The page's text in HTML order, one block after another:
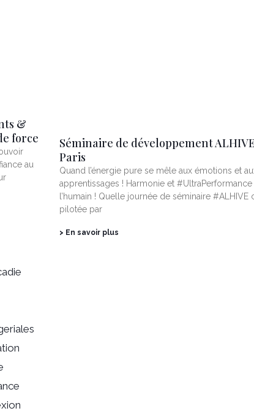
&
force
au
Séminaire de développement ALHIVE
Paris
Quand l’énergie pure se mêle aux émotions et
apprentissages ! Harmonie et #UltraPerformance
l’humain ! Quelle journée de séminaire #ALHIVE
pilotée par
> En savoir plus